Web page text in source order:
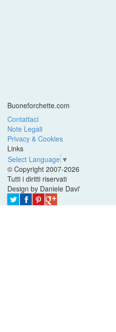
Buoneforchette.com
Contattaci
Note Legali
Privacy & Cookies
Links
Select Language ▼
© Copyright 2007-2026
Tutti i diritti riservati
Design by Daniele Davi'